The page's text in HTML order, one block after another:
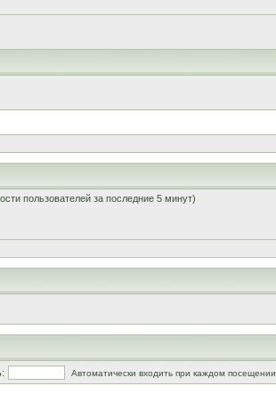
пользователей за последние 5 минут)
Автоматически входить при каждом посещении